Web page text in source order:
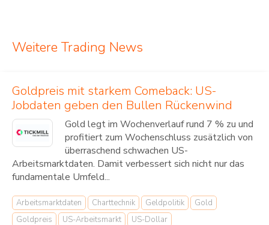
Weitere Trading News
Goldpreis mit starkem Comeback: US-
Jobdaten geben den Bullen Rückenwind
Gold legt im Wochenverlauf rund 7 % zu und
profitiert zum Wochenschluss zusätzlich von
überraschend schwachen US-
Arbeitsmarktdaten. Damit verbessert sich nicht nur das
fundamentale Umfeld...
Arbeitsmarktdaten Charttechnik Geldpolitik
Gold
Goldpreis
US-Arbeitsmarkt US-Dollar